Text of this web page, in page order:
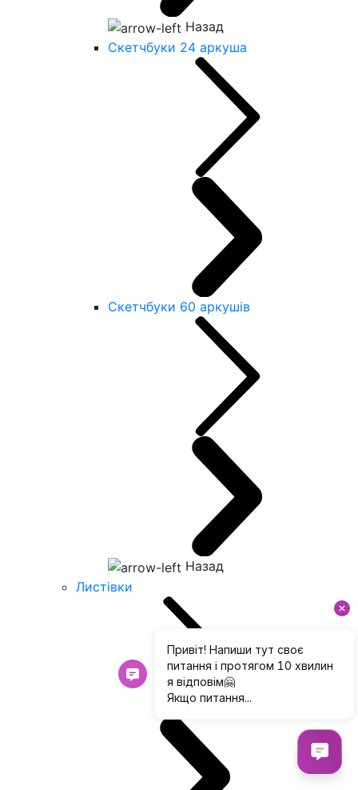
Назад
Скетчбуки 24 аркуша
Скетчбуки 60 аркушів
Назад
Листівки